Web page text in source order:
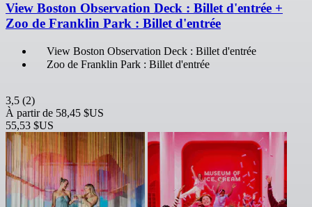
View Boston Observation Deck : Billet d'entrée +
Zoo de Franklin Park : Billet d'entrée
View Boston Observation Deck : Billet d'entrée
Zoo de Franklin Park : Billet d'entrée
3,5 (2)
À partir de 58,45 $US
55,53 $US